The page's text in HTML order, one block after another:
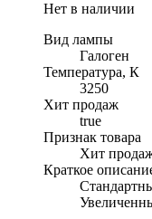
Нет в наличии
Вид лампы
Галоген
Температура, К
3250
Хит продаж
true
Признак товара
Хит
Краткое